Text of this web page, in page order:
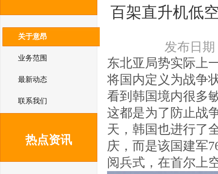
关于意昂
业务范围
最新动态
联系我们
热点资讯
百架直升机低
发布日
东北亚局势实际上
将国内定义为战争
看到韩国境内很多
这都是为了防止战
天，韩国也进行了
庆，而是该国建军
阅兵式，在首尔上